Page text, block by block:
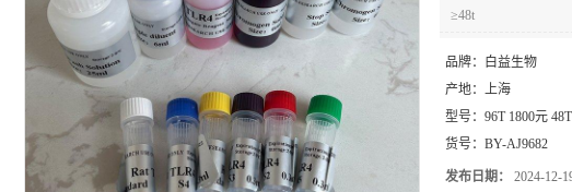
≥48t
品牌：
白益生物
产地： 上海
型号： 96T 1800元
货号： BY-AJ9682
发布日期： 2024-12-